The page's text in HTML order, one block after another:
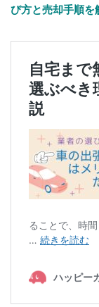
び方と売却手順を